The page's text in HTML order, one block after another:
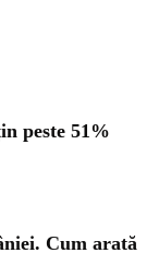
peste 51%
Cum arată